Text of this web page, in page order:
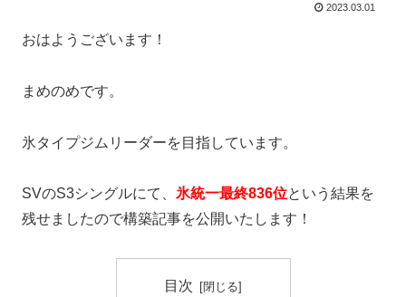
2023.03.01
おはようございます！
まめのめです。
氷タイプジムリーダーを目指しています。
SVのS3シングルにて、 氷統一最終836位という結果を
残せましたので構築記事を公開いたします！
目次